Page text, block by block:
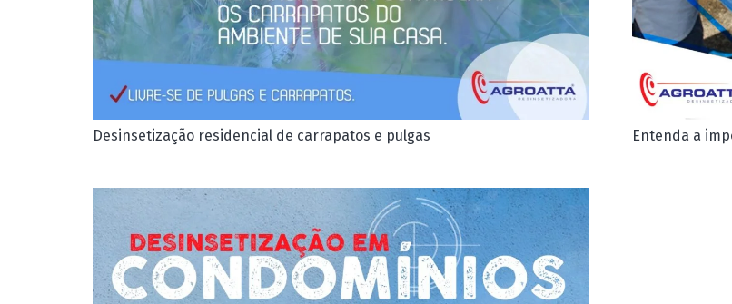
Desinsetização residencial de carrapatos e pulgas Entenda a